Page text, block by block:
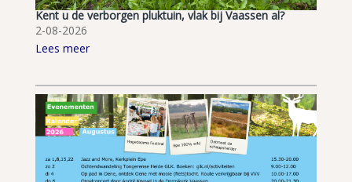
Kent u de verborgen pluktuin, vlak bij Vaassen al?
2-08-2026
Lees meer